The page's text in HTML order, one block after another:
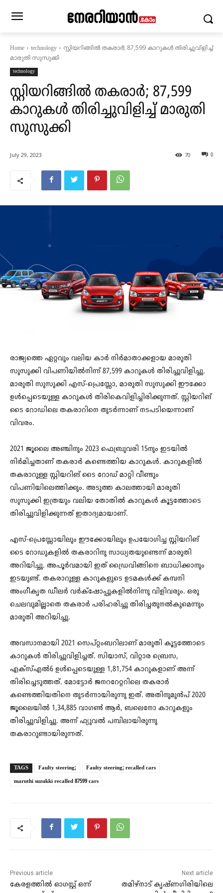
Home technology
സ്റ്റിയറിങ്ങിൽ തകരാർ; 87,599 കാറുകൾ തിരിച്ചുവിളിച്ച്
മാരുതി സുസുക്കി
technology
സ്റ്റിയറിങ്ങിൽ തകരാർ; 87,599
കാറുകൾ തിരിച്ചുവിളിച്ച് മാരുതി
സുസുക്കി
July 29, 2023 0
70
രാജ്യത്തെ ഏറ്റവും വലിയ കാർ നിർമാതാക്കളായ മാരുതി
സുസുക്കി വിപണിയിൽനിന്ന് 87,599 കാറുകൾ തിരിച്ചുവിളിച്ചു.
മാരുതി സുസുക്കി എസ്-പ്രെസ്സോ, മാരുതി സുസുക്കി ഈക്കോ
ഉൾപ്പെടെയുള്ള കാറുകൾ തിരികെവിളിച്ചിരിക്കുന്നത്. സ്റ്റിയറിങ്
ടൈ റോഡിലെ തകരാറിനെ തുടർന്നാണ് നടപടിയെന്നാണ്
വിവരം.
2021 ജൂലൈ അഞ്ചിനും 2023 ഫെബ്രുവരി 15നും ഇടയിൽ
നിർമിച്ചതാണ് തകരാർ കണ്ടെത്തിയ കാറുകൾ. കാറുകളിൽ
തകരാറുള്ള സ്റ്റിയറിങ് ടൈ റോഡ് മാറ്റി വീണ്ടും
വിപണിയിലെത്തിക്കും. അടുത്ത കാലത്തായി മാരുതി
സുസുക്കി ഇത്രയും വലിയ തോതിൽ കാറുകൾ കൂട്ടത്തോടെ
തിരിച്ചുവിളിക്കുന്നത് ഇതാദ്യമായാണ്.
എസ്-പ്രെസ്സോയിലും ഈക്കോയിലും ഉപയോഗിച്ച സ്റ്റിയറിങ്
ടൈ റോഡുകളിൽ തകരാറിനു സാധ്യതയുണ്ടെന്ന് മാരുതി
അറിയിച്ചു. അപൂർവമായി ഇത് ഡ്രൈവിങ്ങിനെ ബാധിക്കാനും
ഇടയുണ്ട്. തകരാറുള്ള കാറുകളുടെ ഉടമകൾക്ക് കമ്പനി
അംഗീകൃത ഡീലർ വർക്‌ഷോപ്പുകളിൽനിന്നു വിളിവരും. ഒരു
ചെലവുമില്ലാതെ തകരാർ പരിഹരിച്ചു തിരിച്ചതുനൽകുമെന്നും
മാരുതി അറിയിച്ചു.
അവസാനമായി 2021 സെപ്റ്റംബറിലാണ് മാരുതി കൂട്ടത്തോടെ
കാറുകൾ തിരിച്ചുവിളിച്ചത്. സിയാസ്, വിറ്റാര ബ്രെസ,
എക്‌സ്എൽ6 ഉൾപ്പെടെയുള്ള 1,81,754 കാറുകളാണ് അന്ന്
തിരിച്ചെടുത്തത്. മോട്ടോർ ജനററേറ്ററിലെ തകരാർ
കണ്ടെത്തിയതിനെ തുടർന്നായിരുന്നു ഇത്. അതിനുമുൻപ് 2020
ജൂലൈയിൽ 1,34,885 വാഗൺ ആർ, ബലെനോ കാറുകളും
തിരിച്ചുവിളിച്ചു. അന്ന് ഫ്യുവൽ പമ്പിലായിരുന്നു
തകരാറുണ്ടായിരുന്നത്.
TAGS Faulty steering;
Faulty steering; recalled cars
maruthi suzukki recalled 87599 cars
Previous article
കേരളത്തിൽ ഓ​ഗസ്റ്റ് ഒന്ന്
Next article
തമിഴ്നാട് കൃഷ്ണഗിരിയിലെ